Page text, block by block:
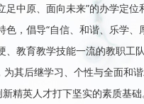
足中原、面向未来”的办学定位
色，倡导“自信、和谐、乐学、
教育教学技能一流的教职工队
其后继学习、个性与全面和
精英人才打下坚实的素质基础